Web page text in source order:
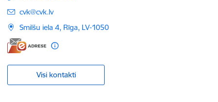
E-pasts:
cvk@cvk.lv
Smilšu iela 4, Rīga, LV-1050
Visi kontakti